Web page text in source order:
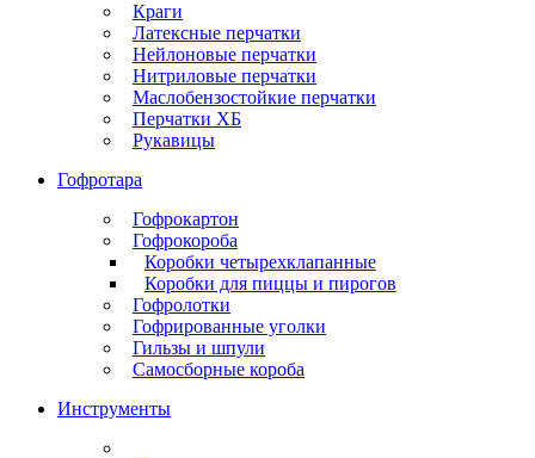
Краги
Латексные перчатки
Нейлоновые перчатки
Нитриловые перчатки
Маслобензостойкие перчатки
Перчатки ХБ
Рукавицы
Гофротара
Гофрокартон
Гофрокороба
Коробки четырехклапанные
Коробки для пиццы и пирогов
Гофролотки
Гофрированные уголки
Гильзы и шпули
Самосборные короба
Инструменты